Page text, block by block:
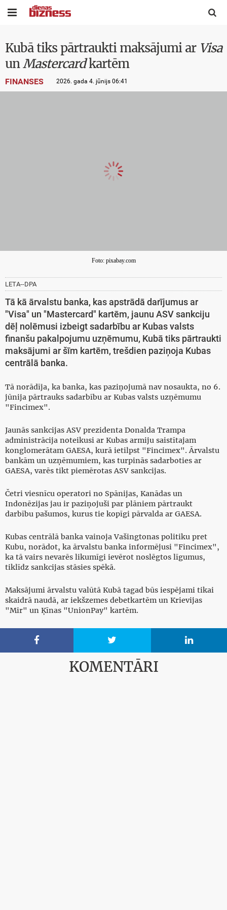
 
Kubā tiks pārtraukti maksājumi ar Visa
unMastercardkartēm
FINANSES 2026. gada 4. jūnijs 06:41
Foto: pixabay.com
LETA--DPA
Tā kā ārvalstu banka, kas apstrādā darījumus ar
"Visa" un "Mastercard" kartēm, jaunu ASV sankciju
dēļ nolēmusi izbeigt sadarbību ar Kubas valsts
finanšu pakalpojumu uzņēmumu, Kubā tiks pārtraukti
maksājumi ar šīm kartēm, trešdien paziņoja Kubas
centrālā banka.
Tā norādīja, ka banka, kas paziņojumā nav nosaukta, no 6.
jūnija pārtrauks sadarbību ar Kubas valsts uzņēmumu
"Fincimex".
Jaunās sankcijas ASV prezidenta Donalda Trampa
administrācija noteikusi ar Kubas armiju saistītajam
konglomerātam GAESA, kurā ietilpst "Fincimex". Ārvalstu
bankām un uzņēmumiem, kas turpinās sadarboties ar
GAESA, varēs tikt piemērotas ASV sankcijas.
Četri viesnīcu operatori no Spānijas, Kanādas un
Indonēzijas jau ir paziņojuši par plāniem pārtraukt
darbību pašumos, kurus tie kopīgi pārvalda ar GAESA.
Kubas centrālā banka vainoja Vašingtonas politiku pret
Kubu, norādot, ka ārvalstu banka informējusi "Fincimex",
ka tā vairs nevarēs likumīgi ievērot noslēgtos līgumus,
tiklīdz sankcijas stāsies spēkā.
Maksājumi ārvalstu valūtā Kubā tagad būs iespējami tikai
skaidrā naudā, ar iekšzemes debetkartēm un Krievijas
"Mir" un Ķīnas "UnionPay" kartēm.
  
KOMENTĀRI